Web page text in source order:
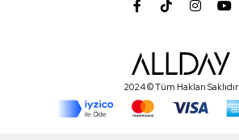
2024 © Tüm Hakları Saklıdır